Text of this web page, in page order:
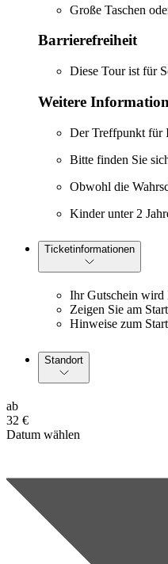
Große Taschen
Barrierefreiheit
Diese Tour ist für
Weitere
Der Treffpunkt für
Bitte finden Sie
Obwohl die
Kinder unter 2
Ticketinformationen
Ihr Gutschein wird
Zeigen Sie am
Hinweise zum
Standort
ab
32 €
Datum wählen